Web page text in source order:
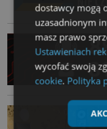
dostawcy mogą
uzasadnionym
masz prawo
Ustawieniach
wycofać swoją
cookie. Polityka